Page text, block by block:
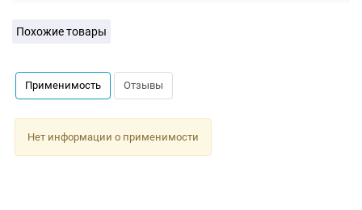
Похожие товары
Применимость Отзывы
Нет информации о применимости